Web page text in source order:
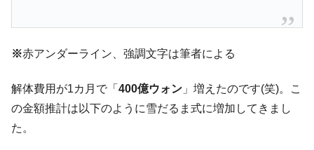
韓国『国民年金公団』株価暴落で200兆蒸
発。
『Money1』
韓国政府「ニセＫ-ブランドを通報しようキ
『Money1』
韓国「橋が落ちました」⇒ 耐久性「なさす
ぎ」では。
『Money1』
※赤アンダーライン、強調文字は筆者による
解体費用が1カ月で「 400億ウォン 」増えたのです(笑)。こ
の金額推計は以下のように雪だるま式に増加してきまし
た。